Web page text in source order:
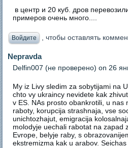
в центр и 20 куб. дров
примеров очень много....
Войдите , чтобы оставлять
Nepravda
Delfin007 (не проверено) on 26
My iz Livy sledim za sobytijami na
chto vy ukraincy nevidete kak
v ES. NAs prosto obankrotili, u nas
raboty, korupcija strashnaja, vse
unichtozhajut, emigracija
molodyje uechali rabotat na zapad
Evrope, belyje raby, s
ekstremizma kak u arabov.